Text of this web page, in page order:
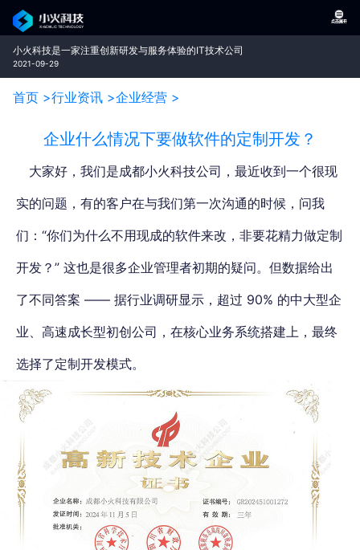
小火科技是一家注重创新研发与服务体验的IT技术公司
2021-09-29
首页 >行业资讯 >企业经营 >
企业什么情况下要做软件的定制开发？
大家好，我们是成都小火科技公司，最近收到一个很现
实的问题，有的客户在与我们第一次沟通的时候，问我
们：“你们为什么不用现成的软件来改，非要花精力做定制
开发？” 这也是很多企业管理者初期的疑问。但数据给出
了不同答案 —— 据行业调研显示，超过 90% 的中大型企
业、高速成长型初创公司，在核心业务系统搭建上，最终
选择了定制开发模式。